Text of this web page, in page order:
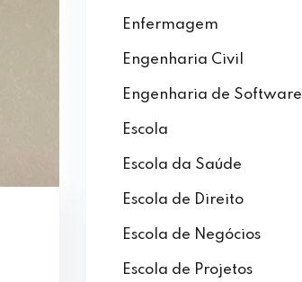
Enfermagem
Engenharia Civil
Engenharia de Software
Escola
Escola da Saúde
Escola de Direito
Escola de Negócios
Escola de Projetos